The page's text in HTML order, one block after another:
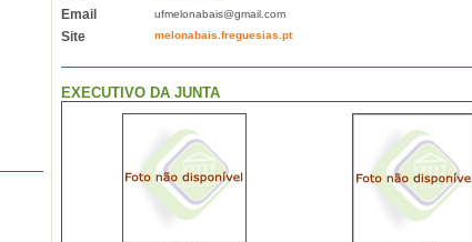
Email ufmelonabais@gmail.com
Site melonabais.freguesias.pt
EXECUTIVO DA JUNTA